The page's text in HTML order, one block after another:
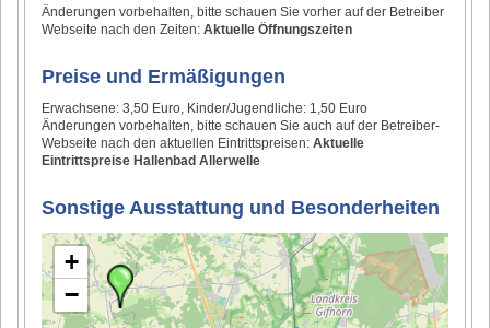
Änderungen vorbehalten, bitte schauen Sie vorher auf der Betreiber
Webseite nach den Zeiten:Aktuelle Öffnungszeiten
Preise und Ermäßigungen
Erwachsene: 3,50 Euro, Kinder/Jugendliche: 1,50 Euro
Änderungen vorbehalten, bitte schauen Sie auch auf der Betreiber-
Webseite nach den aktuellen Eintrittspreisen:Aktuelle
Eintrittspreise Hallenbad Allerwelle
Sonstige Ausstattung und Besonderheiten
+
−